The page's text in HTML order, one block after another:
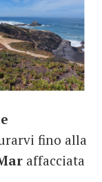
fino alla
affacciata